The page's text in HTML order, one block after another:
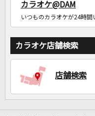
カラオケ@DAM
いつものカラオケが24時間
カラオケ店舗検索
店舗検索